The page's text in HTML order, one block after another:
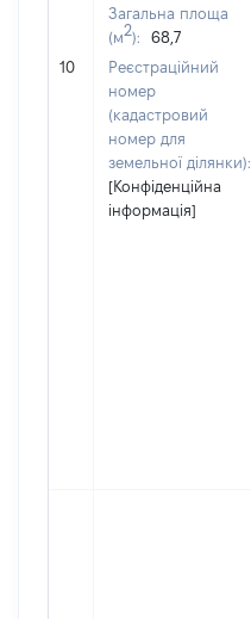
10
Загальна площа
(м2):
68,7
Реєстраційний
номер
(кадастровий
номер для
земельної ділянки):
[Конфіденційна
інформація]